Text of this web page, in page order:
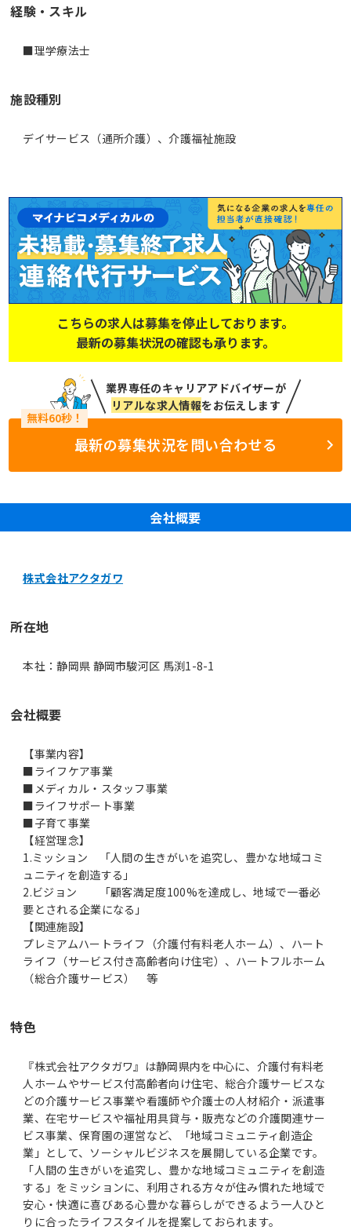
経験・スキル
■理学療法士
施設種別
デイサービス（通所介護）、介護福祉施設
こちらの求人は募集を停止しております。
最新の募集状況の確認も承ります。
業界専任のキャリアアドバイザーが
リアルな求人情報をお伝えします
最新の募集状況を問い合わせる
会社概要
株式会社アクタガワ
所在地
本社：静岡県 静岡市駿河区 馬渕1-8-1
会社概要
【事業内容】
■ライフケア事業
■メディカル・スタッフ事業
■ライフサポート事業
■子育て事業
【経営理念】
1.ミッション 「人間の生きがいを追究し、豊かな地域コミ
ュニティを創造する」
2.ビジョン 「顧客満足度100%を達成し、地域で一番必
要とされる企業になる」
【関連施設】
プレミアムハートライフ（介護付有料老人ホーム）、ハート
ライフ（サービス付き高齢者向け住宅）、ハートフルホーム
（総合介護サービス） 等
特色
『株式会社アクタガワ』は静岡県内を中心に、介護付有料老
人ホームやサービス付高齢者向け住宅、総合介護サービスな
どの介護サービス事業や看護師や介護士の人材紹介・派遣事
業、在宅サービスや福祉用具貸与・販売などの介護関連サー
ビス事業、保育園の運営など、「地域コミュニティ創造企
業」として、ソーシャルビジネスを展開している企業です。
「人間の生きがいを追究し、豊かな地域コミュニティを創造
する」をミッションに、利用される方々が住み慣れた地域で
安心・快適に喜びある心豊かな暮らしができるよう一人ひと
りに合ったライフスタイルを提案しておられます。